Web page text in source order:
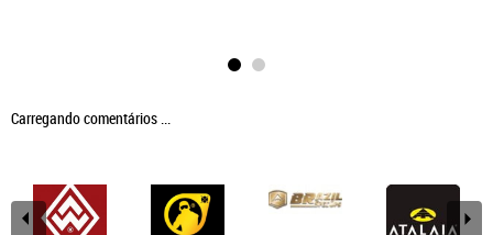
Carregando comentários ...